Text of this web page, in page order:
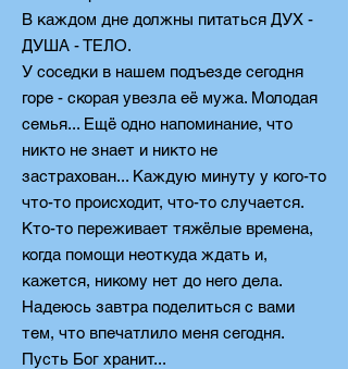
В каждом дне должны питаться ДУХ -
ДУША - ТЕЛО.
У соседки в нашем подъезде сегодня
горе - скорая увезла её мужа. Молодая
семья... Ещё одно напоминание, что
никто не знает и никто не
застрахован... Каждую минуту у кого-то
что-то происходит, что-то случается.
Кто-то переживает тяжёлые времена,
когда помощи неоткуда ждать и,
кажется, никому нет до него дела.
Надеюсь завтра поделиться с вами
тем, что впечатлило меня сегодня.
Пусть Бог хранит...